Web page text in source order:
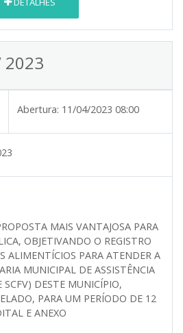
2023
Abertura: 11/04/2023 08:00
MAIS VANTAJOSA PARA
OBJETIVANDO O REGISTRO
ALIMENTÍCIOS PARA ATENDER A
MUNICIPAL DE ASSISTÊNCIA
SCFV) DESTE MUNICÍPIO,
PARA UM PERÍODO DE 12
E ANEXO